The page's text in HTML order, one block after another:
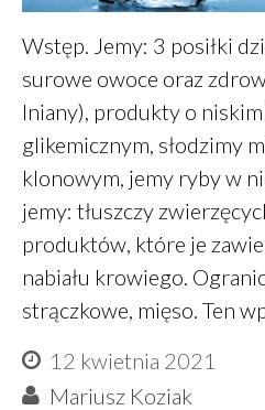
Wstęp. Jemy: 3 posiłki
surowe owoce oraz
lniany), produkty o
glikemicznym, słodzimy
klonowym, jemy ryby w
jemy: tłuszczy
produktów, które je
nabiału krowiego.
strączkowe, mięso. Ten
12 kwietnia 2021
Mariusz Koziak